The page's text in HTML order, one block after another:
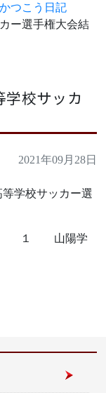
かつこう日記
ー選手権大会結
学校サッカ
2021年09月28日
学校サッカー選
１ 山陽学